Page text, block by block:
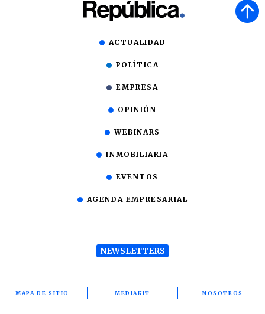
ACTUALIDAD
POLÍTICA
EMPRESA
OPINIÓN
WEBINARS
INMOBILIARIA
EVENTOS
AGENDA EMPRESARIAL
NEWSLETTERS
MAPA DE SITIO MEDIAKIT NOSOTROS